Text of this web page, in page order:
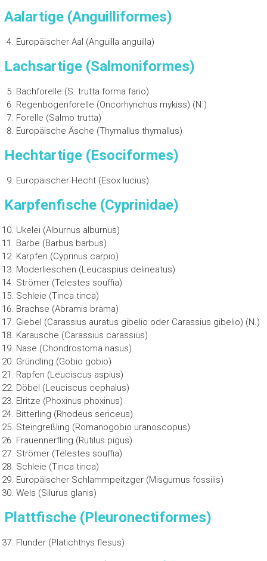
Aalartige (Anguilliformes)
Europäischer Aal (Anguilla anguilla)
Lachsartige (Salmoniformes)
Bachforelle (S. trutta forma fario)
Regenbogenforelle (Oncorhynchus mykiss) (N.)
Forelle (Salmo trutta)
Europäische Äsche (Thymallus thymallus)
Hechtartige (Esociformes)
Europäischer Hecht (Esox lucius)
Karpfenfische (Cyprinidae)
Ukelei (Alburnus alburnus)
Barbe (Barbus barbus)
Karpfen (Cyprinus carpio)
Moderlieschen (Leucaspius delineatus)
Strömer (Telestes souffia)
Schleie (Tinca tinca)
Brachse (Abramis brama)
Giebel (Carassius auratus gibelio oder Carassius gibelio) (N.)
Karausche (Carassius carassius)
Nase (Chondrostoma nasus)
Gründling (Gobio gobio)
Rapfen (Leuciscus aspius)
Döbel (Leuciscus cephalus)
Elritze (Phoxinus phoxinus)
Bitterling (Rhodeus sericeus)
Steingreßling (Romanogobio uranoscopus)
Frauennerfling (Rutilus pigus)
Strömer (Telestes souffia)
Schleie (Tinca tinca)
Europäischer Schlammpeitzger (Misgurnus fossilis)
Wels (Silurus glanis)
Plattfische (Pleuronectiformes)
Flunder (Platichthys flesus)